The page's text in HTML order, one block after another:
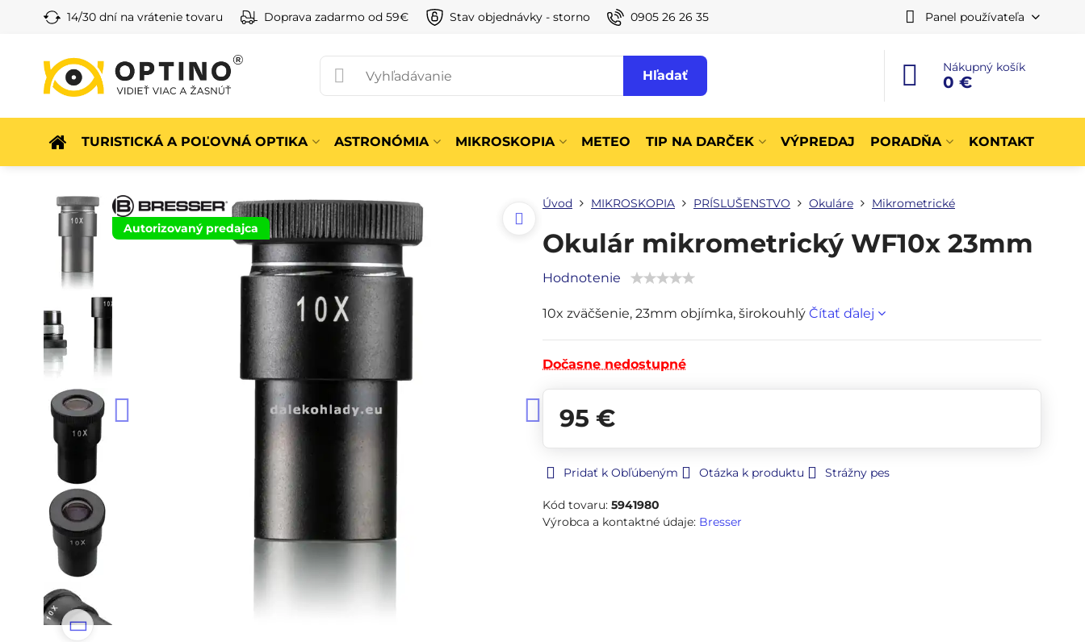
14/30 dní na vrátenie tovaru Doprava zadarmo od 59€ Stav objednávky - storno 0905 26 26 35 Panel používateľa
Hľadať
Nákupný košík
0 €
TURISTICKÁ A POĽOVNÁ OPTIKA ASTRONÓMIA MIKROSKOPIA METEO TIP NA DARČEK VÝPREDAJ PORADŇA KONTAKT
Autorizovaný predajca
Úvod MIKROSKOPIA PRÍSLUŠENSTVO Okuláre Mikrometrické
Okulár mikrometrický WF10x 23mm
Hodnotenie
10x zväčšenie, 23mm objímka, širokouhlý Čítať ďalej
Dočasne nedostupné
95 €
Pridať k Obľúbeným Otázka k produktu Strážny pes
Kód tovaru: 5941980
Výrobca a kontaktné údaje: Bresser